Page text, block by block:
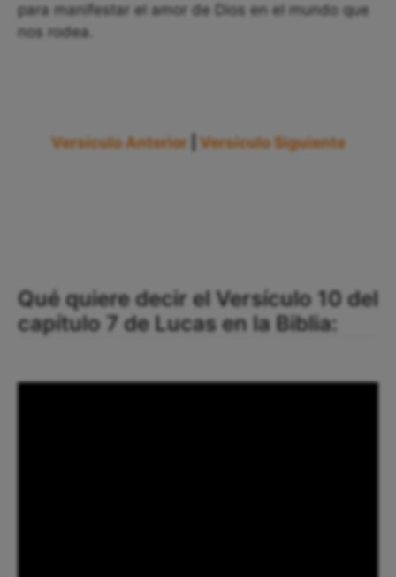
para manifestar el amor de Dios en el mundo que
nos rodea.
Versículo Anterior Versículo Siguiente
Qué quiere decir el Versículo 10 del
capítulo 7 de Lucas en la Biblia: